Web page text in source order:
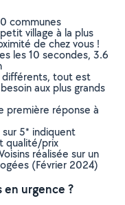
communes
village à la plus
de chez vous !
les 10 secondes, 3.6
différents, tout est
aux plus grands
première réponse à
5* indiquent
qualité/prix
réalisée sur un
(Février 2024)
en urgence ?